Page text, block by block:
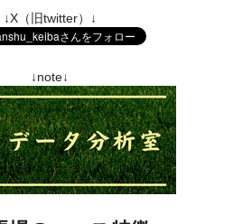
↓X（旧twitter）↓
↓note↓